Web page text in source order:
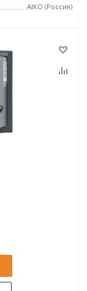
AIKO (Россия)